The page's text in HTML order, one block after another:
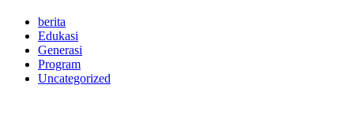
berita
Edukasi
Generasi
Program
Uncategorized